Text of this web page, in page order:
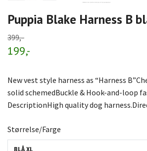
Puppia Blake Harness B
399,-
199,-
New vest style harness as “Harness
solid schemedBuckle & Hook-and-loop
DescriptionHigh quality dog
Størrelse/Farge
BLÅ XL